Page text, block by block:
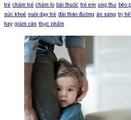
trẻ chăm trẻ chăm lo bài thuốc trẻ em ung thư béo
sức khoẻ nuôi dạy trẻ đái tháo đường ăn sáng trị
hay giảm cân thực phẩm